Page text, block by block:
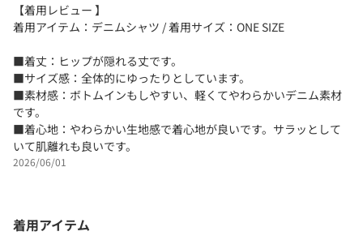
【着用レビュー 】
着用アイテム：デニムシャツ / 着用サイズ：ONE SIZE
■着丈：ヒップが隠れる丈です。
■サイズ感：全体的にゆったりとしています。
■素材感：ボトムインもしやすい、軽くてやわらかいデニム素材
です。
■着心地：やわらかい生地感で着心地が良いです。サラッとして
いて肌離れも良いです。
2026/06/01
着用アイテム